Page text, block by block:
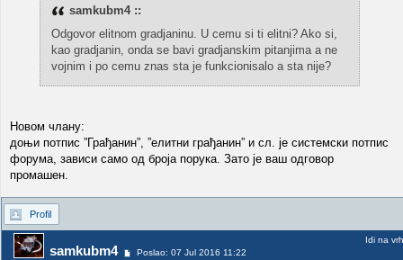
samkubm4 ::
Odgovor elitnom gradjaninu. U cemu si ti elitni? Ako si,
kao gradjanin, onda se bavi gradjanskim pitanjima a ne
vojnim i po cemu znas sta je funkcionisalo a sta nije?
Новом члану:
доњи потпис ”Грађанин”, ”елитни грађанин” и сл. је системски потпис
форума, зависи само од броја порука. Зато је ваш одговор
промашен.
Profil
samkubm4 Poslao: 07 Jul 2016 11:22
Idi na vrh